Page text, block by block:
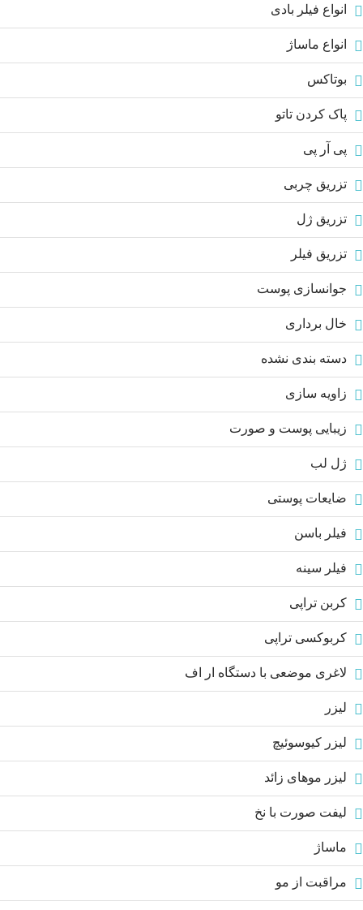
انواع فیلر بادی
انواع ماساژ
بوتاکس
پاک کردن تاتو
پی آر پی
تزریق چربی
تزریق ژل
تزریق فیلر
جوانسازی پوست
خال برداری
دسته بندی نشده
زاویه سازی
زیبایی پوست و صورت
ژل لب
ضایعات پوستی
فیلر باسن
فیلر سینه
کربن تراپی
کربوکسی تراپی
لاغری موضعی با دستگاه ار اف
لیزر
لیزر کیوسوئیچ
لیزر موهای زائد
لیفت صورت با نخ
ماساژ
مراقبت از مو